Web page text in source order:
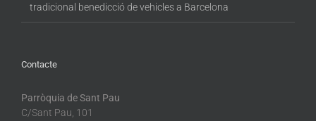
tradicional benedicció de vehicles a Barcelona
Contacte
Parròquia de Sant Pau
C/Sant Pau, 101